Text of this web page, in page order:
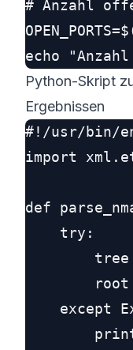
# Anzahl
Python-Skript
Ergebnissen
#!/usr/bin/
import
def
    try:
root
except